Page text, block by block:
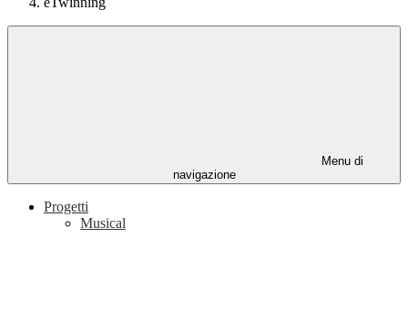
Menu di
navigazione
Progetti
Musical